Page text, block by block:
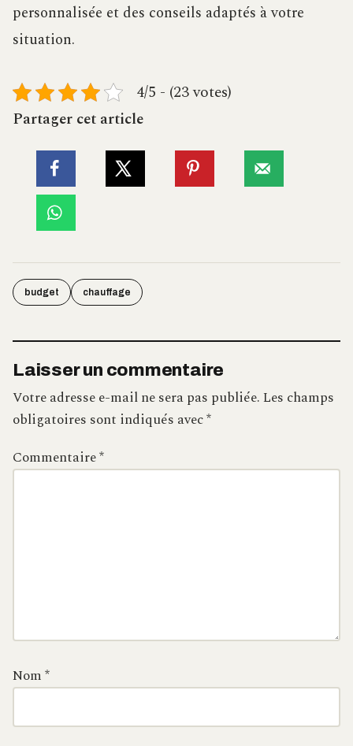
personnalisée et des conseils adaptés à votre
situation.
4/5 - (23 votes)
Partager cet article
budget chauffage
Laisser un commentaire
Votre adresse e-mail ne sera pas publiée.Les champs
obligatoires sont indiqués avec*
Commentaire*
Nom*